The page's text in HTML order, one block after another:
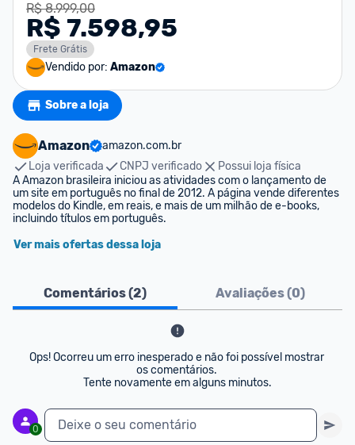
R$ 8.999,00
R$ 7.598,95
Frete Grátis
Vendido por: Amazon
Sobre a loja
Amazon
amazon.com.br
Loja verificada
CNPJ verificado
Possui loja física
A Amazon brasileira iniciou as atividades com o lançamento de
um site em português no final de 2012. A página vende diferentes
modelos do Kindle, em reais, e mais de um milhão de e-books,
incluindo títulos em português.
Ver mais ofertas dessa loja
Comentários (2) Avaliações (0)
Ops! Ocorreu um erro inesperado e não foi possível mostrar
os comentários.
Tente novamente em alguns minutos.
0 Deixe o seu comentário